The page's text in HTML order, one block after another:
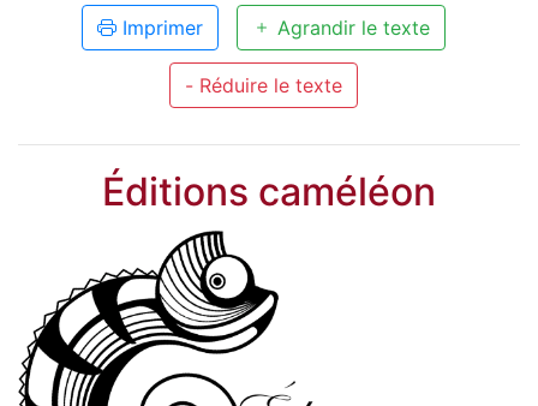
Imprimer Agrandir le texte
- Réduire le texte
Éditions caméléon